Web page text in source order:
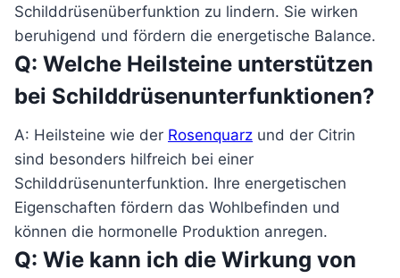
Schilddrüsenüberfunktion zu lindern. Sie wirken
beruhigend und fördern die energetische Balance.
Q: Welche Heilsteine unterstützen
bei Schilddrüsenunterfunktionen?
A: Heilsteine wie der Rosenquarz und der Citrin
sind besonders hilfreich bei einer
Schilddrüsenunterfunktion. Ihre energetischen
Eigenschaften fördern das Wohlbefinden und
können die hormonelle Produktion anregen.
Q: Wie kann ich die Wirkung von